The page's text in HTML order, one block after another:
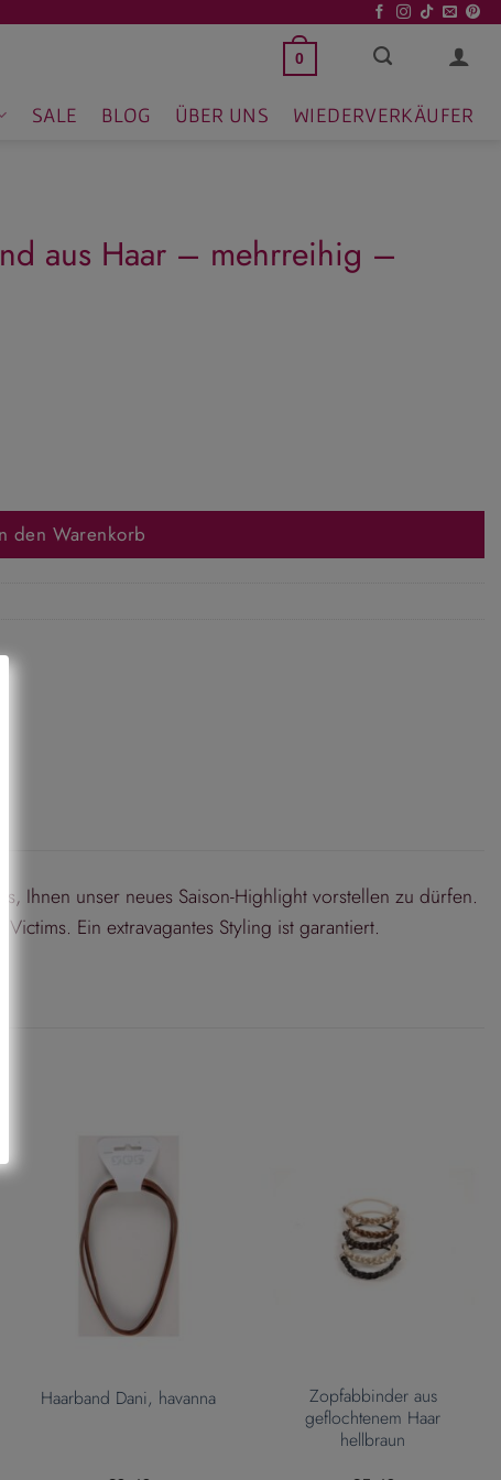
0
SALE BLOG ÜBER UNS WIEDERVERKÄUFER
aus Haar – mehrreihig –
den Warenkorb
Ihnen unser neues Saison-Highlight vorstellen zu dürfen.
Ein extravagantes Styling ist garantiert.
Haarband Dani, havanna
Zopfabbinder aus
geflochtenem Haar
hellbraun